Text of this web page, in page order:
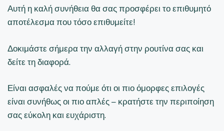
Αυτή η καλή συνήθεια θα σας προσφέρει το επιθυμητό
αποτέλεσμα που τόσο επιθυμείτε!
Δοκιμάστε σήμερα την αλλαγή στην ρουτίνα σας και
δείτε τη διαφορά.
Είναι ασφαλές να πούμε ότι οι πιο όμορφες επιλογές
είναι συνήθως οι πιο απλές – κρατήστε την περιποίηση
σας εύκολη και ευχάριστη.